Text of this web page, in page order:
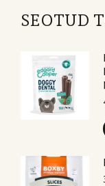
SEOTUD